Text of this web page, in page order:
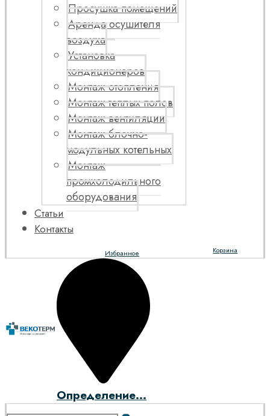
Просушка помещений
Аренда осушителя
воздуха
Установка
кондиционеров
Монтаж отопления
Монтаж теплых полов
Монтаж вентиляции
Монтаж блочно-
модульных котельных
Монтаж
промхолодильного
оборудования
Статьи
Контакты
Корзина
Избранное
Определение...